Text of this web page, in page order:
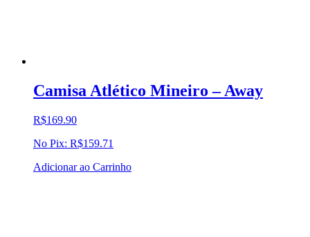
Camisa Atlético Mineiro – Away
R$169.90
No Pix: R$159.71
Adicionar ao Carrinho